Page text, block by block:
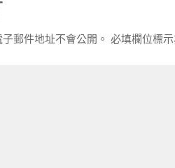
郵件地址不會公開。 必填欄位標